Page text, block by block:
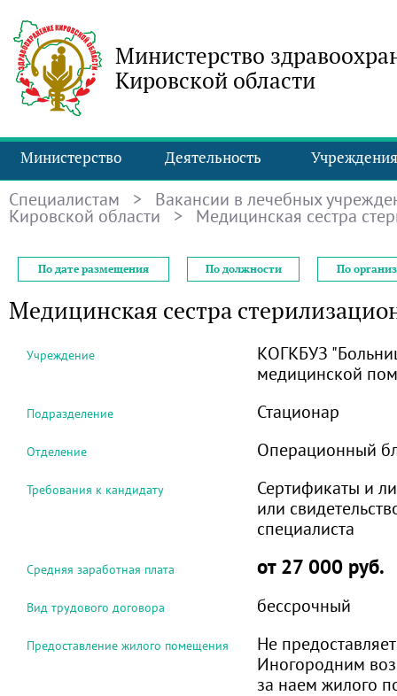
Министерство
Кировской области
Министерство Деятельность Учреждения
Специалистам > Вакансии в лечебных
Кировской области > Медицинская сестра
По дате размещения По должности По
Медицинская сестра
Учреждение
КОГКБУЗ
медицинской
Подразделение Стационар
Отделение Операционный
Требования к кандидату
Сертификаты и
или
специалиста
Средняя заработная плата от 27 000 руб.
Вид трудового договора бессрочный
Предоставление жилого помещения
Не
Иногородним
за наем жилого